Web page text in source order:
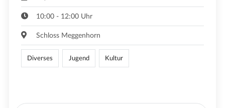
10:00 - 12:00 Uhr
Schloss Meggenhorn
Diverses Jugend Kultur